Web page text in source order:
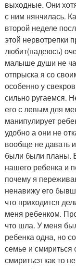
выходные. Они
с ним нянчилась.
второй неделе
этой нервотрепки
любит(надеюсь)
малыше души не
отпрыска я со
особенно у
сильно ругаемся.
его с левым для
манипулирует
удобно а они не
вообще не давать
были были планы.
нашего ребенка и
почему я
ненавижу его
что приходится
меня ребенком.
что шла. У меня
ребенка одна, но
семье и
смириться как то